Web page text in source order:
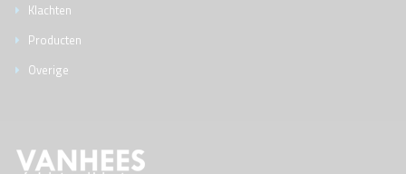
Klachten
Producten
Overige